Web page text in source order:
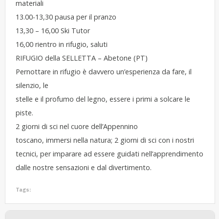
materiali
13.00-13,30 pausa per il pranzo
13,30 – 16,00 Ski Tutor
16,00 rientro in rifugio, saluti
RIFUGIO della SELLETTA – Abetone (PT)
Pernottare in rifugio è davvero un’esperienza da fare, il
silenzio, le
stelle e il profumo del legno, essere i primi a solcare le
piste.
2 giorni di sci nel cuore dell’Appennino
toscano, immersi nella natura; 2 giorni di sci con i nostri
tecnici, per imparare ad essere guidati nell’apprendimento
dalle nostre sensazioni e dal divertimento.
Tags: